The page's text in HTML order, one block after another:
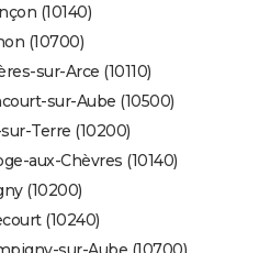
(10140)
(10700)
sur-Arce (10110)
sur-Aube (10500)
Terre (10200)
aux-Chèvres (10140)
(10200)
(10240)